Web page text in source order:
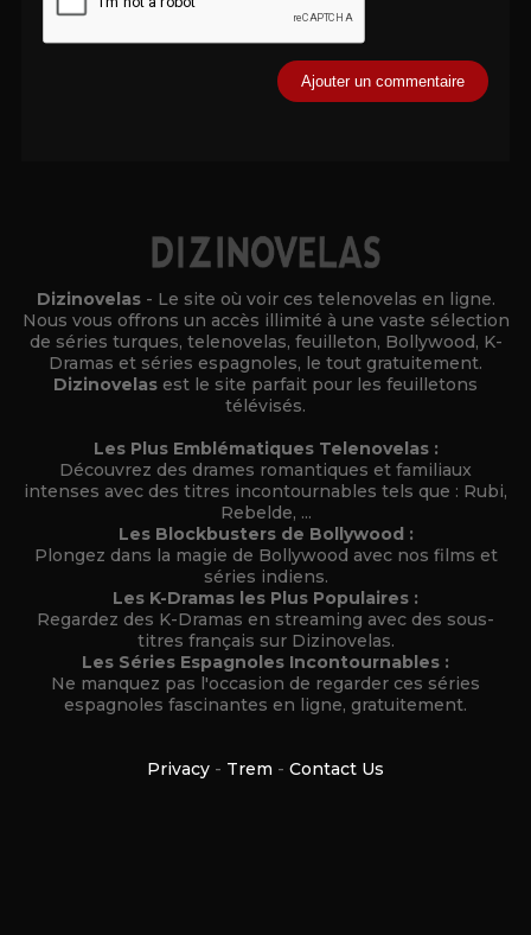
Dizinovelas - Le site où voir ces telenovelas en ligne.
Nous vous offrons un accès illimité à une vaste sélection
de séries turques, telenovelas, feuilleton, Bollywood, K-
Dramas et séries espagnoles, le tout gratuitement.
Dizinovelas est le site parfait pour les feuilletons
télévisés.
Les Plus Emblématiques Telenovelas :
Découvrez des drames romantiques et familiaux
intenses avec des titres incontournables tels que : Rubi,
Rebelde, ...
Les Blockbusters de Bollywood :
Plongez dans la magie de Bollywood avec nos films et
séries indiens.
Les K-Dramas les Plus Populaires :
Regardez des K-Dramas en streaming avec des sous-
titres français sur Dizinovelas.
Les Séries Espagnoles Incontournables :
Ne manquez pas l'occasion de regarder ces séries
espagnoles fascinantes en ligne, gratuitement.
Privacy - Trem - Contact Us